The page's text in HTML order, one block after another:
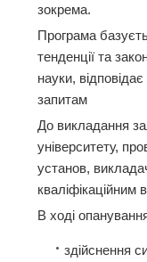
зокрема.
Програма
тенденції та
науки,
запитам
До викладання
університету,
установ,
кваліфікаційним
В ході
здійснення